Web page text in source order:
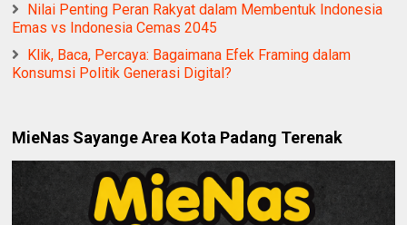
Nilai Penting Peran Rakyat dalam Membentuk Indonesia
Emas vs Indonesia Cemas 2045
Klik, Baca, Percaya: Bagaimana Efek Framing dalam
Konsumsi Politik Generasi Digital?
MieNas Sayange Area Kota Padang Terenak